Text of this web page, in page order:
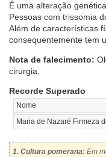
É uma alteração
Pessoas com trissomia
Além de características
consequentemente tem
Nota de falecimento:
cirurgia.
Recorde Superado
Nome
Maria de Nazaré Firmeza
1. Cultura pomerana: Em